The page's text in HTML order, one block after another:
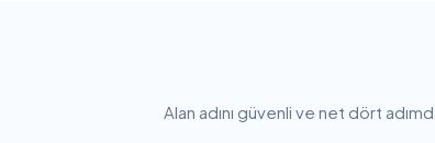
Alan adını güvenli ve net dört